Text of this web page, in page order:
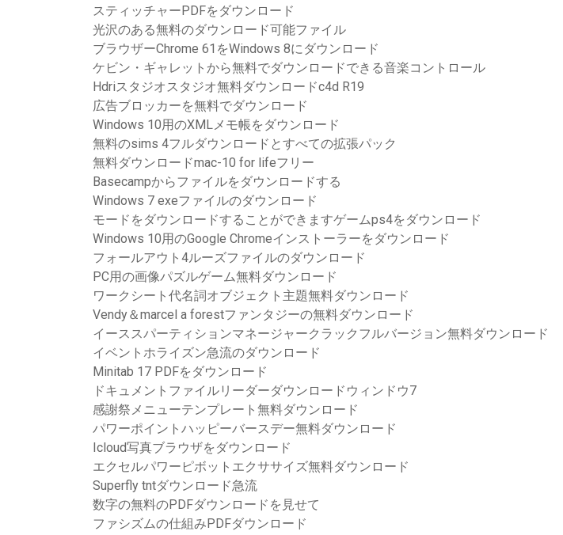
スティッチャーPDFをダウンロード
光沢のある無料のダウンロード可能ファイル
ブラウザーChrome 61をWindows 8にダウンロード
ケビン・ギャレットから無料でダウンロードできる音楽コントロール
Hdriスタジオスタジオ無料ダウンロードc4d R19
広告ブロッカーを無料でダウンロード
Windows 10用のXMLメモ帳をダウンロード
無料のsims 4フルダウンロードとすべての拡張パック
無料ダウンロードmac-10 for lifeフリー
Basecampからファイルをダウンロードする
Windows 7 exeファイルのダウンロード
モードをダウンロードすることができますゲームps4をダウンロード
Windows 10用のGoogle Chromeインストーラーをダウンロード
フォールアウト4ルーズファイルのダウンロード
PC用の画像パズルゲーム無料ダウンロード
ワークシート代名詞オブジェクト主題無料ダウンロード
Vendy＆marcel a forestファンタジーの無料ダウンロード
イーススパーティションマネージャークラックフルバージョン無料ダウンロード
イベントホライズン急流のダウンロード
Minitab 17 PDFをダウンロード
ドキュメントファイルリーダーダウンロードウィンドウ7
感謝祭メニューテンプレート無料ダウンロード
パワーポイントハッピーバースデー無料ダウンロード
Icloud写真ブラウザをダウンロード
エクセルパワーピボットエクササイズ無料ダウンロード
Superfly tntダウンロード急流
数字の無料のPDFダウンロードを見せて
ファシズムの仕組みPDFダウンロード